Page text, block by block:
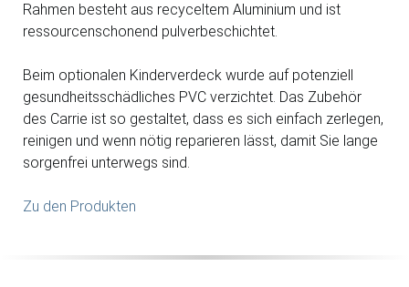
Rahmen besteht aus recyceltem Aluminium und ist
ressourcenschonend pulverbeschichtet.
Beim optionalen Kinderverdeck wurde auf potenziell
gesundheitsschädliches PVC verzichtet. Das Zubehör
des Carrie ist so gestaltet, dass es sich einfach zerlegen,
reinigen und wenn nötig reparieren lässt, damit Sie lange
sorgenfrei unterwegs sind.
Zu den Produkten